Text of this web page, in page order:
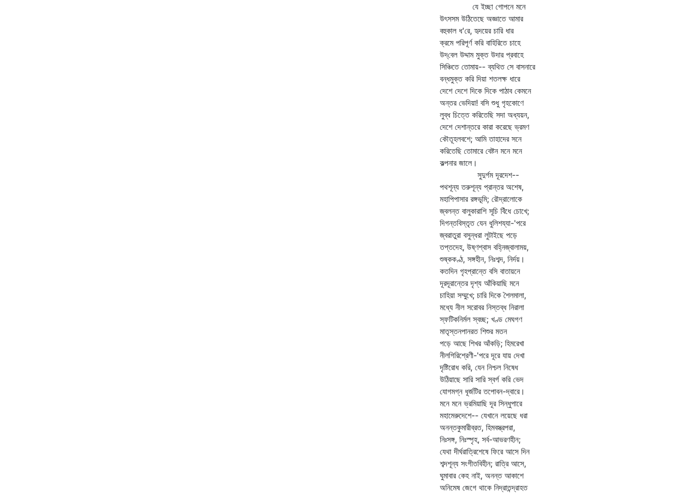
যে ইচ্ছা গোপনে মনে
উৎসসম উঠিতেছে অজ্ঞাতে আমার
বহুকাল ধ'রে, হৃদয়ের চারি ধার
ক্রমে পরিপূর্ণ করি বাহিরিতে চাহে
উদ্‌বেল উদ্দাম মুক্ত উদার প্রবাহে
সিঞ্চিতে তোমায়-- ব্যথিত সে বাসনারে
বন্ধমুক্ত করি দিয়া শতলক্ষ ধারে
দেশে দেশে দিকে দিকে পাঠাব কেমনে
অন্তর ভেদিয়া! বসি শুধু গৃহকোণে
লুব্ধ চিত্তে করিতেছি সদা অধ্যয়ন,
দেশে দেশান্তরে কারা করেছে ভ্রমণ
কৌতূহলবশে; আমি তাহাদের সনে
করিতেছি তোমারে বেষ্টন মনে মনে
কল্পনার জালে।
সুদুর্গম দূরদেশ--
পথশূন্য তরুশূন্য প্রান্তর অশেষ,
মহাপিপাসার রঙ্গভূমি; রৌদ্রালোকে
জ্বলন্ত বালুকারাশি সূচি বিঁধে চোখে;
দিগন্তবিস্তৃত যেন ধুলিশয্যা-'পরে
জ্বরাতুরা বসুন্ধরা লুটাইছে পড়ে
তপ্তদেহ, উষ্ণশ্বাস বহ্নিজ্বালাময়,
শুষ্ককণ্ঠ, সঙ্গহীন, নিঃশব্দ, নির্দয়।
কতদিন গৃহপ্রান্তে বসি বাতায়নে
দূরদূরান্তের দৃশ্য আঁকিয়াছি মনে
চাহিয়া সম্মুখে; চারি দিকে শৈলমালা,
মধ্যে নীল সরোবর নিস্তব্ধ নিরালা
স্ফটিকনির্মল স্বচ্ছ; খণ্ড মেঘগণ
মাতৃস্তনপানরত শিশুর মতন
পড়ে আছে শিখর আঁকড়ি; হিমরেখা
নীলগিরিশ্রেণী-'পরে দূরে যায় দেখা
দৃষ্টিরোধ করি, যেন নিশ্চল নিষেধ
উঠিয়াছে সারি সারি স্বর্গ করি ভেদ
যোগমগ্ন ধূর্জটির তপোবন-দ্বারে।
মনে মনে ভ্রমিয়াছি দূর সিন্ধুপারে
মহামেরুদেশে-- যেখানে লয়েছে ধরা
অনন্তকুমারীব্রত, হিমবস্ত্রপরা,
নিঃসঙ্গ, নিঃস্পৃহ, সর্ব-আভরণহীন;
যেথা দীর্ঘরাত্রিশেষে ফিরে আসে দিন
শব্দশূন্য সংগীতবিহীন; রাত্রি আসে,
ঘুমাবার কেহ নাই, অনন্ত আকাশে
অনিমেষ জেগে থাকে নিদ্রাতন্দ্রাহত